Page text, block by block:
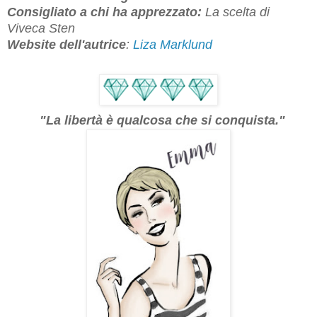
Consigliato a chi ha apprezzato: La scelta di
Viveca Sten
Website dell'autrice: Liza Marklund
"La libertà è qualcosa che si conquista."